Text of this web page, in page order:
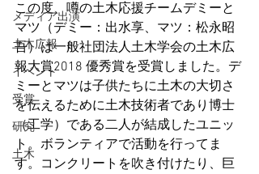
メディア出演
土木広報
イベント
受賞
研究
土木
この度、噂の土木応援チームデミーと
マツ（デミー：出水享、マツ：松永昭
吾）は一般社団法人土木学会の土木広
報大賞2018 優秀賞を受賞しました。デ
ミーとマツは子供たちに土木の大切さ
を伝えるために土木技術者であり博士
（工学）である二人が結成したユニッ
ト。ボランティアで活動を行ってま
す。コンクリートを吹き付けたり、巨